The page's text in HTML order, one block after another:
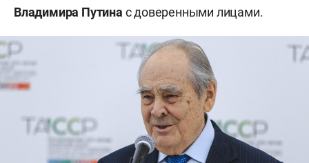
Владимира Путина с доверенными лицами.